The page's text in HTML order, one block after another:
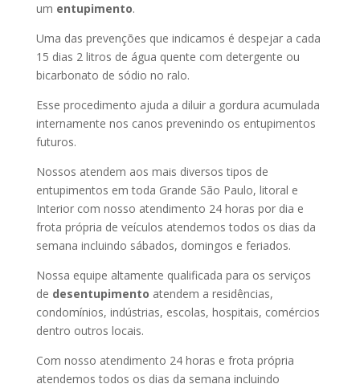
um entupimento.
Uma das prevenções que indicamos é despejar a cada
15 dias 2 litros de água quente com detergente ou
bicarbonato de sódio no ralo.
Esse procedimento ajuda a diluir a gordura acumulada
internamente nos canos prevenindo os entupimentos
futuros.
Nossos atendem aos mais diversos tipos de
entupimentos em toda Grande São Paulo, litoral e
Interior com nosso atendimento 24 horas por dia e
frota própria de veículos atendemos todos os dias da
semana incluindo sábados, domingos e feriados.
Nossa equipe altamente qualificada para os serviços
de desentupimento atendem a residências,
condomínios, indústrias, escolas, hospitais, comércios
dentro outros locais.
Com nosso atendimento 24 horas e frota própria
atendemos todos os dias da semana incluindo